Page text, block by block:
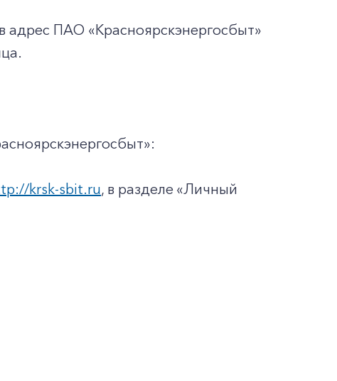
адрес ПАО «Красноярскэнергосбыт»
krsk-sbit.ru, в разделе «Личный